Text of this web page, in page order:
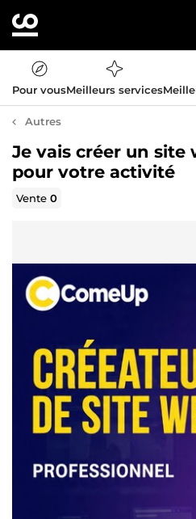
Pour vousMeilleurs services
Autres
Je vais créer un site
pour votre activité
Vente0